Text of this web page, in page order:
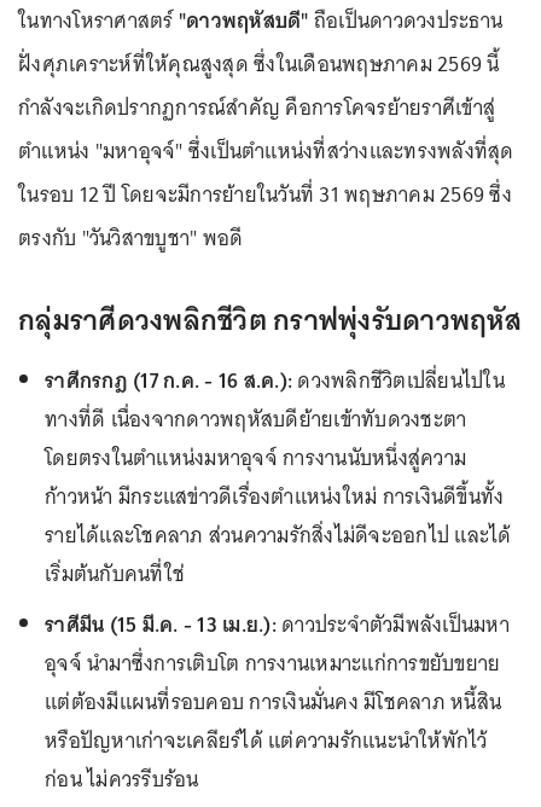
ในทางโหราศาสตร์"ดาวพฤหัสบดี"ถือเป็นดาวดวงประธาน
ฝั่งศุภเคราะห์ที่ให้คุณสูงสุด ซึ่งในเดือนพฤษภาคม 2569 นี้
กำลังจะเกิดปรากฏการณ์สำคัญ คือการโคจรย้ายราศีเข้าสู่
ตำแหน่ง "มหาอุจจ์" ซึ่งเป็นตำแหน่งที่สว่างและทรงพลังที่สุด
ในรอบ 12 ปี โดยจะมีการย้ายในวันที่ 31 พฤษภาคม 2569 ซึ่ง
ตรงกับ "วันวิสาขบูชา" พอดี
กลุ่มราศีดวงพลิกชีวิต กราฟพุ่งรับดาวพฤหัส
ราศีกรกฎ (17 ก.ค. - 16 ส.ค.):ดวงพลิกชีวิตเปลี่ยนไปใน
ทางที่ดี เนื่องจากดาวพฤหัสบดีย้ายเข้าทับดวงชะตา
โดยตรงในตำแหน่งมหาอุจจ์ การงานนับหนึ่งสู่ความ
ก้าวหน้า มีกระแสข่าวดีเรื่องตำแหน่งใหม่ การเงินดีขึ้นทั้ง
รายได้และโชคลาภ ส่วนความรักสิ่งไม่ดีจะออกไป และได้
เริ่มต้นกับคนที่ใช่
ราศีมีน (15 มี.ค. - 13 เม.ย.):ดาวประจำตัวมีพลังเป็นมหา
อุจจ์ นำมาซึ่งการเติบโต การงานเหมาะแก่การขยับขยาย
แต่ต้องมีแผนที่รอบคอบ การเงินมั่นคง มีโชคลาภ หนี้สิน
หรือปัญหาเก่าจะเคลียร์ได้ แต่ความรักแนะนำให้พักไว้
ก่อน ไม่ควรรีบร้อน